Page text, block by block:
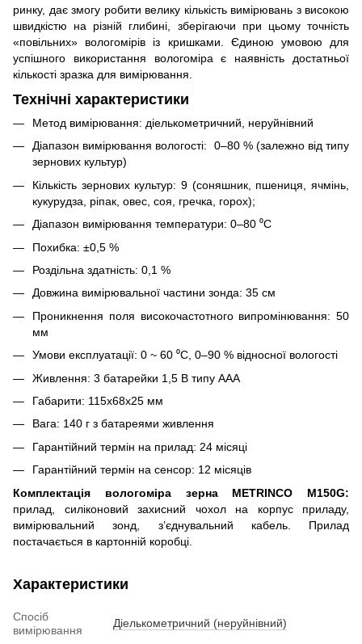
ринку, дає змогу робити велику кількість вимірювань з високою
швидкістю на різній глибині, зберігаючи при цьому точність
«повільних» вологомірів із кришками. Єдиною умовою для
успішного використання вологоміра є наявність достатньої
кількості зразка для вимірювання.
Технічні характеристики
Метод вимірювання: діелькометричний, неруйнівний
Діапазон вимірювання вологості: 0–80 % (залежно від типу
зернових культур)
Кількість зернових культур: 9 (соняшник, пшениця, ячмінь,
кукурудза, ріпак, овес, соя, гречка, горох);
Діапазон вимірювання температури: 0–80 ⁰С
Похибка: ±0,5 %
Роздільна здатність: 0,1 %
Довжина вимірювальної частини зонда: 35 см
Проникнення поля високочастотного випромінювання: 50
мм
Умови експлуатації: 0 ~ 60 ⁰С, 0‒90 % відносної вологості
Живлення: 3 батарейки 1,5 В типу AAA
Габарити: 115x68x25 мм
Вага: 140 г з батареями живлення
Гарантійний термін на прилад: 24 місяці
Гарантійний термін на сенсор: 12 місяців
Комплектація вологоміра зерна METRINCO M150G:
прилад, силіконовий захисний чохол на корпус приладу,
вимірювальний зонд, з’єднувальний кабель. Прилад
постачається в картонній коробці.
Характеристики
Спосіб
вимірювання
Діелькометричний (неруйнівний)